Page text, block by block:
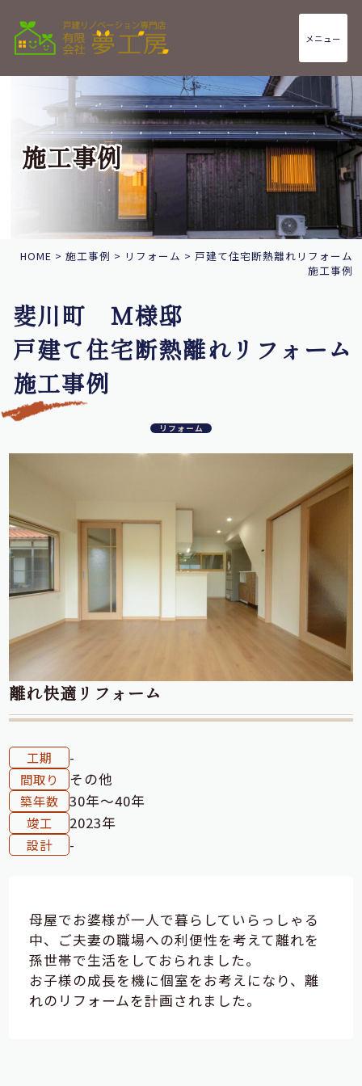
メニュー
施工事例
HOME > 施工事例 > リフォーム > 戸建て住宅断熱離れリフォーム
施工事例
斐川町 M様邸
戸建て住宅断熱離れリフォーム
施工事例
リフォーム
離れ快適リフォーム
工期 -
間取り その他
築年数 30年～40年
竣工 2023年
設計 -
母屋でお婆様が一人で暮らしていらっしゃる
中、ご夫妻の職場への利便性を考えて離れを
孫世帯で生活をしておられました。
お子様の成長を機に個室をお考えになり、離
れのリフォームを計画されました。